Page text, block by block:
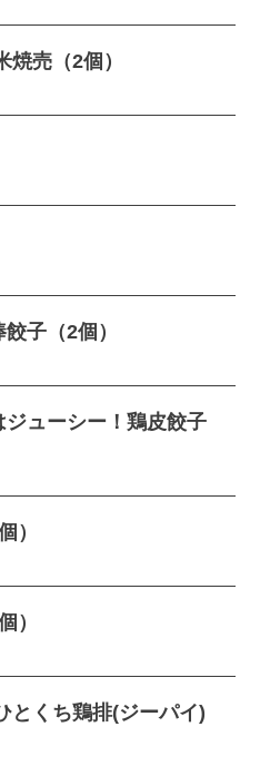
焼売（2個）
子（2個）
ューシー！鶏皮餃子
）
）
とくち鶏排(ジーパイ)